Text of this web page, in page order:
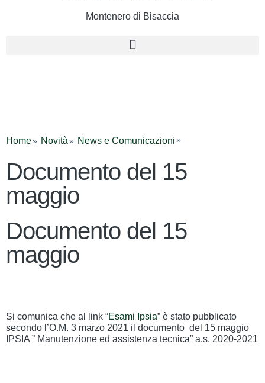
Montenero di Bisaccia
Home Novità News e Comunicazioni
Documento del 15
maggio
Documento del 15
maggio
Si comunica che al link “Esami Ipsia” è stato pubblicato
secondo l’O.M. 3 marzo 2021 il documento del 15 maggio
IPSIA ” Manutenzione ed assistenza tecnica” a.s. 2020-2021